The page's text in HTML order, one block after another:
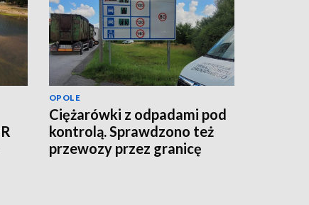
OPOLE
Ciężarówki z odpadami pod
kontrolą. Sprawdzono też
przewozy przez granicę